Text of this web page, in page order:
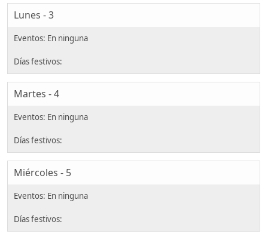
Lunes - 3
Martes - 4
Miércoles - 5